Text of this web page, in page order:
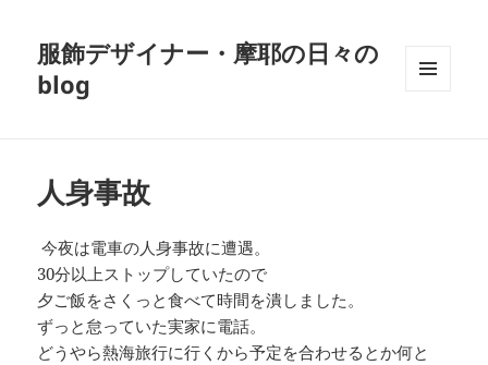
服飾デザイナー・摩耶の日々の
blog
人身事故
今夜は電車の人身事故に遭遇。
30分以上ストップしていたので
夕ご飯をさくっと食べて時間を潰しました。
ずっと怠っていた実家に電話。
どうやら熱海旅行に行くから予定を合わせるとか何と